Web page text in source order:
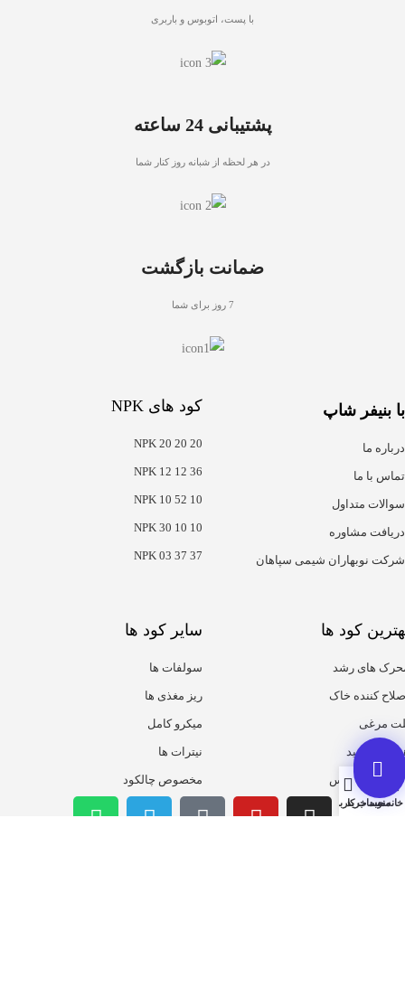
با پست، اتوبوس و باربری
پشتیبانی 24 ساعته
در هر لحظه از شبانه روز کنار شما
ضمانت بازگشت
7 روز برای شما
با بنیفر شاپ
درباره ما
تماس با ما
سوالات متداول
دریافت مشاوره
شرکت نوبهاران شیمی سپاهان
کود های NPK
NPK 20 20 20
NPK 12 12 36
NPK 10 52 10
NPK 30 10 10
NPK 03 37 37
کود ها
های رشد
کننده خاک
مرغی
اسید
ست پلاس
سایر کود ها
سولفات ها
ریز مغذی ها
میکرو کامل
نیترات ها
مخصوص چالکود
خانهمنوسبد خرید
حساب کاربری من